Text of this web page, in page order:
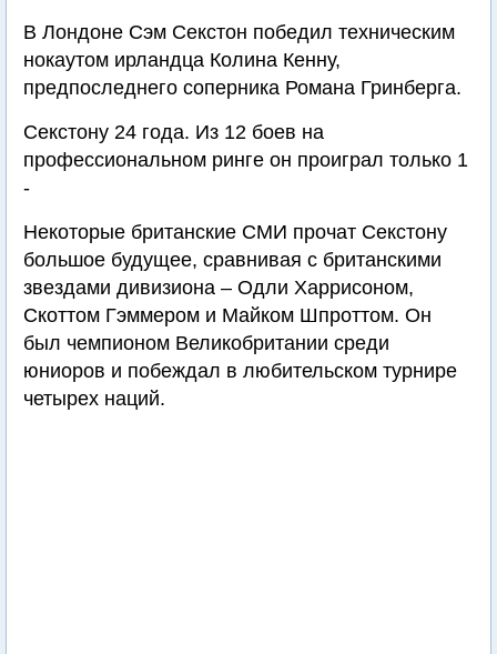
В Лондоне Сэм Секстон победил техническим
нокаутом ирландца Колина Кенну,
предпоследнего соперника Романа Гринберга.
Секстону 24 года. Из 12 боев на
профессиональном ринге он проиграл только 1
-
Некоторые британские СМИ прочат Секстону
большое будущее, сравнивая с британскими
звездами дивизиона – Одли Харрисоном,
Скоттом Гэммером и Майком Шпроттом. Он
был чемпионом Великобритании среди
юниоров и побеждал в любительском турнире
четырех наций.